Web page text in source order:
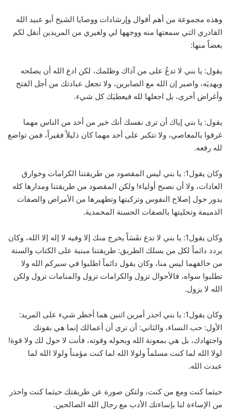
وهذه مجموعة من أهم أقوال وإرشادات ووصايا الشيخ أبو عبيد الله
القادري التي سمعتها منه ووجهها لي ولغيري من المريدين أنقل لكم
بعضاً منها:
يقول: يا بني لا تدعُ على من آذاك وظلمك، لكن ادع الله أن يصلحه
ويهديَه، واصبر إن الله مع الصابرين، ولا تجعل عبادتك من أجل الفتح
وأغراض أخرى، بل اجعلها لله فيعطيَك كل شيء.
يقول: يا بني إياك أن ترى نفسك أنك خير من أحد من الناس مهما
غرقوا بالمعاصي، ولا تتكبر على أحد مهما كان ذليلاً فقيراً، فمن تواضع
لله رفعه.
وكان يقول1: يا بني ليس المقصود من طريقتنا الكرامات وخوارق
العادات، ولا أن نصبح أولياء! ولكن المقصود من طريقتنا ومدارها كله
يدور حول إصلاح النفوس وتزكيتها وتطهيرها من الأمراض والصفات
الذميمة وتحليتها بالصفات الحسنة المحمدية.
وكان يقول1: يا بني لا تدع نفَسَاً يخرج منك إلا وفيه لا إله إلا الله، وكان
يردد دائماً لكل من يسلك الطريق: طريقتنا مبنية على الكتاب والسنة
من خالفهما ليس منا، وكان يقول دائماً اطلبوا في سيركم الله ولا
تطلبوا سواه، فالأحوال تزول والكرامات تزول والمنامات تزول ولكن
الله لا يزول.
وكان يقول1: يا بني احذر أمرين اثنين هما أخطر شيء على المريد:
الأول: حب النساء، والثاني: أن ترى أن أعمالك إنما هي بقوتك
واجتهادك، بل هي بمعونة الله وبحوله وقوته، فأنت لا حول لك ولا قوة!
لولا الله لما كنت مسلماً ولولا الله لما كنت مؤمناً ولولا الله لما
عبدت الله.
حيثما كنت ومع من كنت، ولتكن صورة عن طريقتك حيثما كنت واحذر
من الإساءة لنا بإساءتك الأدب مع رجال الله الصالحين.